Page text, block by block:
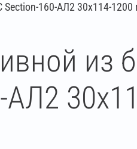
Section-160-АЛ2 30х114-
из
АЛ2